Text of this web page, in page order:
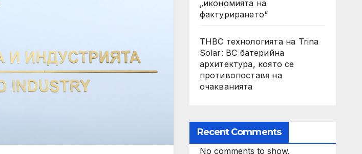
„икономията на
фактурирането“
THBC технологията на Trina
Solar: BC батерийна
архитектура, която се
противопоставя на
очакванията
Recent Comments
No comments to show.